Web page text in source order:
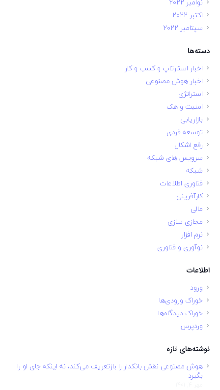
اکتبر 2022
سپتامبر 2022
دسته‌ها
اخبار استارتاپ و کسب و کار
اخبار هوش مصنوعی
استراتژی
امنیت و هک
بازاریابی
توسعه فردی
رفع اشکال
سرویس های شبکه
شبکه
فناوری اطلاعات
کارآفرینی
مالی
مجازی سازی
نرم افزار
نوآوری و فناوری
اطلاعات
ورود
خوراک ورودی‌ها
خوراک دیدگاه‌ها
وردپرس
نوشته‌های تازه
هوش مصنوعی نقش بانکدار را بازتعریف می‌کند، نه اینکه جای او را
بگیرد